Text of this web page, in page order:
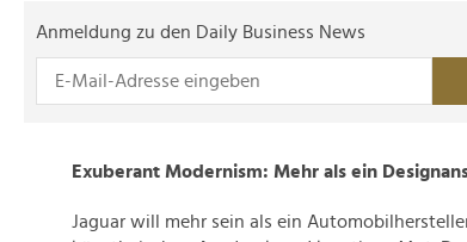
Anmeldung zu den Daily Business News
Exuberant Modernism: Mehr als ein
Jaguar will mehr sein als ein